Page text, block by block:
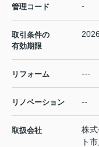
管理コード -
取引条件の
有効期限
リフォーム ---
リノベーション --
取扱会社
株
ト